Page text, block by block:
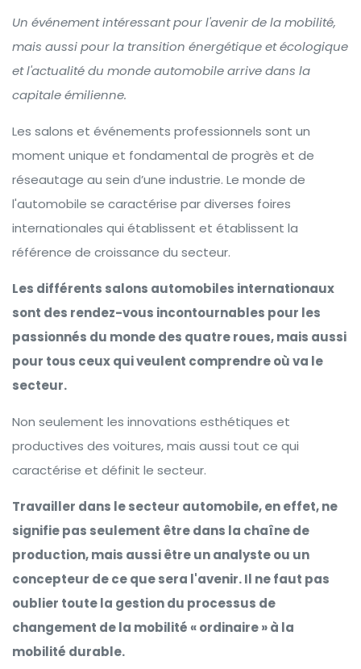
Un événement intéressant pour l'avenir de la mobilité,
mais aussi pour la transition énergétique et écologique
et l'actualité du monde automobile arrive dans la
capitale émilienne.
Les salons et événements professionnels sont un
moment unique et fondamental de progrès et de
réseautage au sein d’une industrie. Le monde de
l'automobile se caractérise par diverses foires
internationales qui établissent et établissent la
référence de croissance du secteur.
Les différents salons automobiles internationaux
sont des rendez-vous incontournables pour les
passionnés du monde des quatre roues, mais aussi
pour tous ceux qui veulent comprendre où va le
secteur.
Non seulement les innovations esthétiques et
productives des voitures, mais aussi tout ce qui
caractérise et définit le secteur.
Travailler dans le secteur automobile, en effet, ne
signifie pas seulement être dans la chaîne de
production, mais aussi être un analyste ou un
concepteur de ce que sera l'avenir. Il ne faut pas
oublier toute la gestion du processus de
changement de la mobilité « ordinaire » à la
mobilité durable.